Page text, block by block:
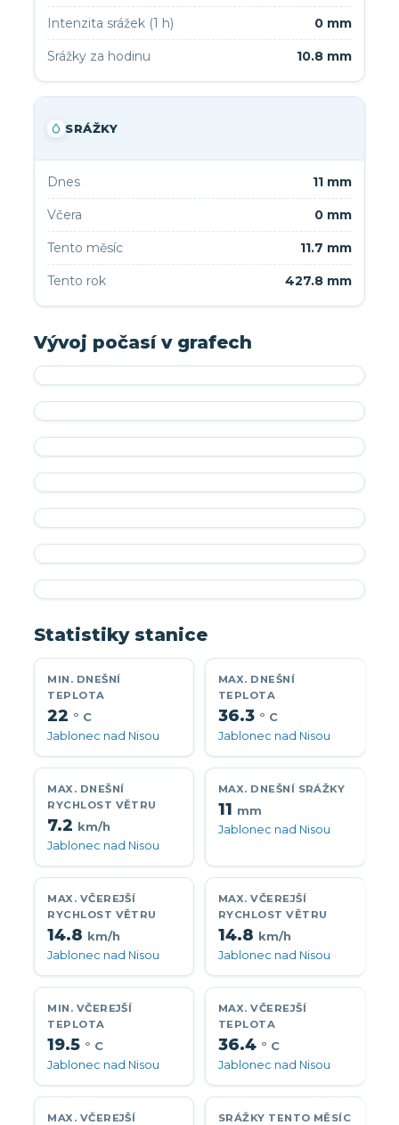
Intenzita srážek (1 h) 0 mm
Srážky za hodinu 10.8 mm
SRÁŽKY
Dnes 11 mm
Včera 0 mm
Tento měsíc 11.7 mm
Tento rok 427.8 mm
Vývoj počasí v grafech
Statistiky stanice
MIN. DNEŠNÍ
TEPLOTA
22 ° C
Jablonec nad Nisou
MAX. DNEŠNÍ
TEPLOTA
36.3 ° C
Jablonec nad Nisou
MAX. DNEŠNÍ
RYCHLOST VĚTRU
7.2 km/h
Jablonec nad Nisou
MAX. DNEŠNÍ SRÁŽKY
11 mm
Jablonec nad Nisou
MAX. VČEREJŠÍ
RYCHLOST VĚTRU
14.8 km/h
Jablonec nad Nisou
MAX. VČEREJŠÍ
RYCHLOST VĚTRU
14.8 km/h
Jablonec nad Nisou
MIN. VČEREJŠÍ
TEPLOTA
19.5 ° C
Jablonec nad Nisou
MAX. VČEREJŠÍ
TEPLOTA
36.4 ° C
Jablonec nad Nisou
MAX. VČEREJŠÍ
SRÁŽKY TENTO MĚSÍC